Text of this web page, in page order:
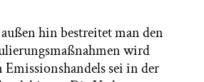
hin bestreitet man den
wird
sei in der